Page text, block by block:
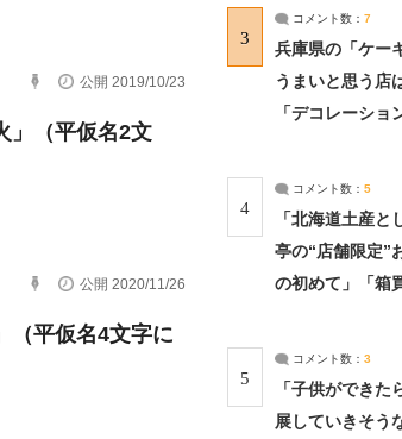
公開 2019/10/23
」（平仮名2文
公開 2020/11/26
（平仮名4文字に
3
コメント数： 7
兵庫県の「ケー
うまいと思う店
「デコレーショ
4
コメント数： 5
「北海道土産
亭の“店舗限定
の初めて」「箱
5
コメント数： 3
「子供ができ
展していきそう